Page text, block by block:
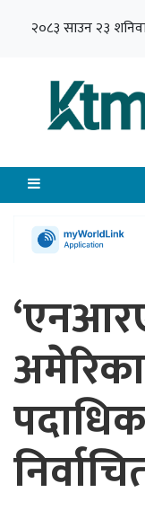
२०८३ साउन २३